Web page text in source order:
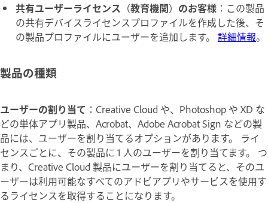
共有ユーザーライセンス （教育機関） のお客様 ：この製品
の共有デバイスライセンスプロファイルを作成した後、そ
の製品プロファイルにユーザーを追加します。 詳細情報。
製品の種類
ユーザーの割り当て ：Creative Cloud や、Photoshop や XD な
どの単体アプリ製品、Acrobat、Adobe Acrobat Sign などの製
品には、ユーザーを割り当てるオプションがあります。 ライ
センスごとに、その製品に 1 人のユーザーを割り当てます。 つ
まり、Creative Cloud 製品にユーザーを割り当てると、そのユ
ーザーは利用可能なすべてのアドビアプリやサービスを使用す
るライセンスを取得することになります。